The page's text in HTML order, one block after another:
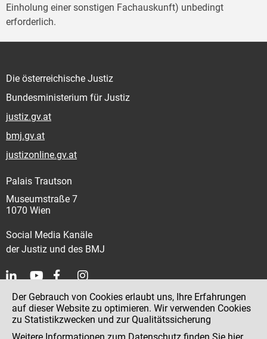
Einholung einer sonstigen Fachauskunft) unbedingt
erforderlich.
Die österreichische Justiz
Bundesministerium für Justiz
justiz.gv.at
bmj.gv.at
justizonline.gv.at
Palais Trautson
Museumstraße 7
1070 Wien
Social Media Kanäle
der Justiz und des BMJ
Kontakt
Impressum
Der Gebrauch von Cookies erlaubt uns, Ihre Erfahrungen
auf dieser Website zu optimieren. Wir verwenden Cookies
zu Statistikzwecken und zur Qualitätssicherung